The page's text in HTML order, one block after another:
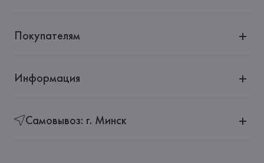
Покупателям
Информация
Самовывоз: г. Минск